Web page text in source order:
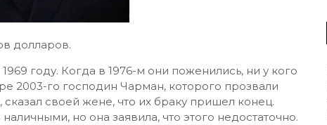
долларов.
году. Когда в 1976-м они поженились, ни у кого
2003-го господин Чарман, которого прозвали
своей жене, что их браку пришел конец.
но она заявила, что этого недостаточно.